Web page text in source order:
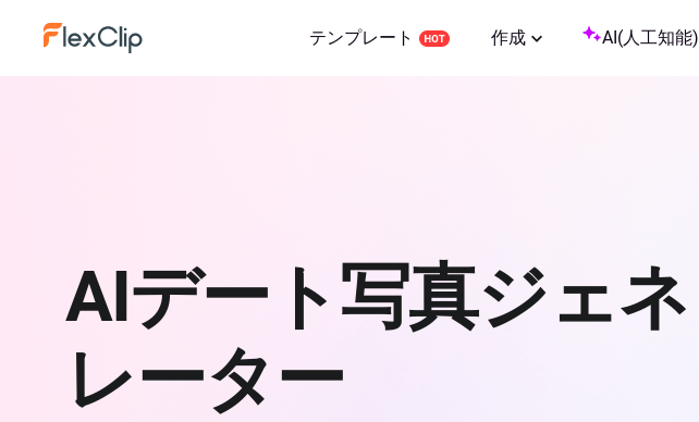
テンプレート 作成 AI(人工知能)
AIデート写真ジェネ
レーター